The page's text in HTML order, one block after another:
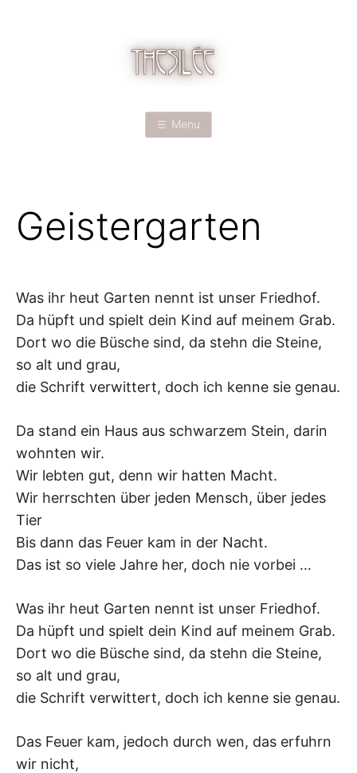
I
É
E
–
F
I
L
K
&
F
O
L
K
Menu
Geistergarten
Was ihr heut Garten nennt ist unser Friedhof.
Da hüpft und spielt dein Kind auf meinem Grab.
Dort wo die Büsche sind, da stehn die Steine,
so alt und grau,
die Schrift verwittert, doch ich kenne sie genau.
Da stand ein Haus aus schwarzem Stein, darin
wohnten wir.
Wir lebten gut, denn wir hatten Macht.
Wir herrschten über jeden Mensch, über jedes
Tier
Bis dann das Feuer kam in der Nacht.
Das ist so viele Jahre her, doch nie vorbei …
Was ihr heut Garten nennt ist unser Friedhof.
Da hüpft und spielt dein Kind auf meinem Grab.
Dort wo die Büsche sind, da stehn die Steine,
so alt und grau,
die Schrift verwittert, doch ich kenne sie genau.
Das Feuer kam, jedoch durch wen, das erfuhrn
wir nicht,